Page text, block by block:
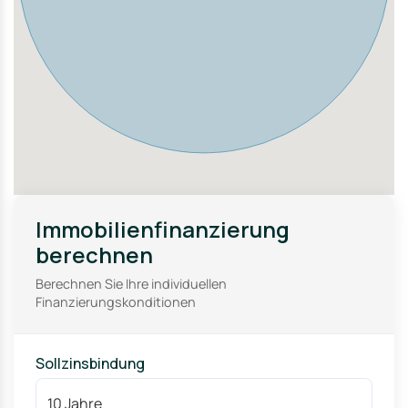
Nutzungskonzepte.
Immobilienfinanzierung
berechnen
Berechnen Sie Ihre individuellen
Finanzierungskonditionen
Sollzinsbindung